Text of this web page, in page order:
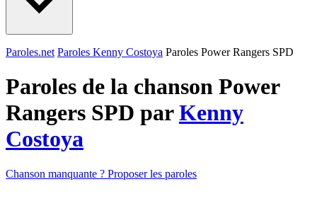
Paroles.net Paroles Kenny Costoya Paroles Power Rangers SPD
Paroles de la chanson Power
Rangers SPD parKenny
Costoya
Chanson manquante ? Proposer les paroles